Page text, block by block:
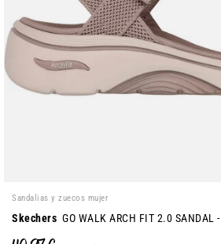
Sandalias y zuecos mujer
Skechers GO WALK ARCH FIT 2.0 SANDAL -